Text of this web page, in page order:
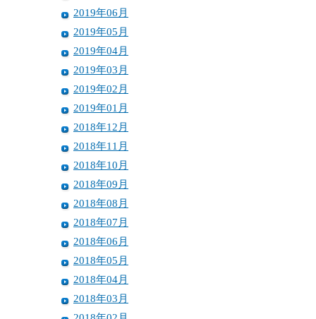
2019年06月
2019年05月
2019年04月
2019年03月
2019年02月
2019年01月
2018年12月
2018年11月
2018年10月
2018年09月
2018年08月
2018年07月
2018年06月
2018年05月
2018年04月
2018年03月